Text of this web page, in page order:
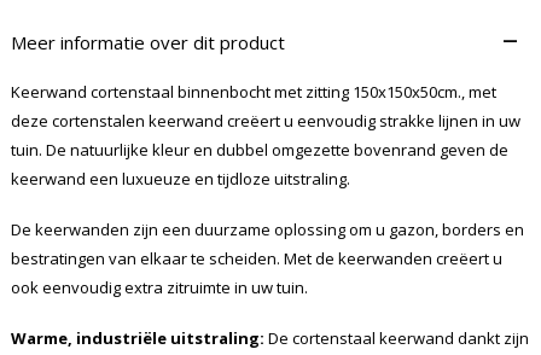
Meer informatie over dit product –
Keerwand cortenstaal binnenbocht met zitting 150x150x50cm., met
deze cortenstalen keerwand creëert u eenvoudig strakke lijnen in uw
tuin. De natuurlijke kleur en dubbel omgezette bovenrand geven de
keerwand een luxueuze en tijdloze uitstraling.
De keerwanden zijn een duurzame oplossing om u gazon, borders en
bestratingen van elkaar te scheiden. Met de keerwanden creëert u
ook eenvoudig extra zitruimte in uw tuin.
Warme, industriële uitstraling: De cortenstaal keerwand dankt zijn